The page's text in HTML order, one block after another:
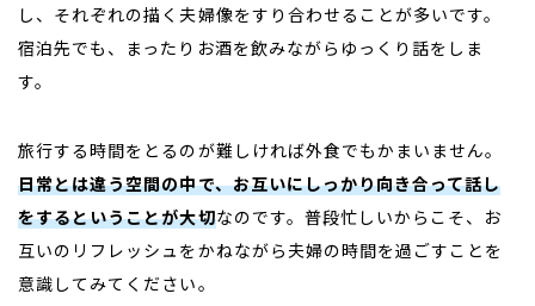
し、それぞれの描く夫婦像をすり合わせることが多いです。
宿泊先でも、まったりお酒を飲みながらゆっくり話をしま
す。
旅行する時間をとるのが難しければ外食でもかまいません。
日常とは違う空間の中で、お互いにしっかり向き合って話し
をするということが大切なのです。普段忙しいからこそ、お
互いのリフレッシュをかねながら夫婦の時間を過ごすことを
意識してみてください。